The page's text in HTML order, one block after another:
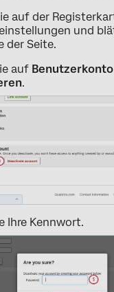
auf der
und
der Seite.
auf Benutzerkonto
.
Ihre Kennwort.